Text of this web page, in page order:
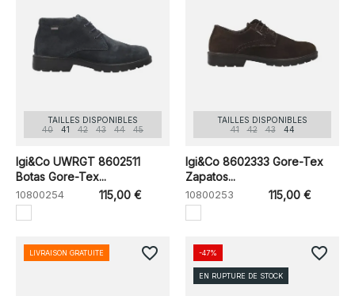
TAILLES DISPONIBLES
40
41 42 43 44 45
Igi&Co UWRGT 8602511
Botas Gore-Tex...
10800254 115,00 €
TAILLES DISPONIBLES
41
42 43 44
Igi&Co 8602333 Gore-Tex
Zapatos...
10800253 115,00 €
LIVRAISON GRATUITE favorite_border -47%
EN RUPTURE DE STOCK
favorite_border